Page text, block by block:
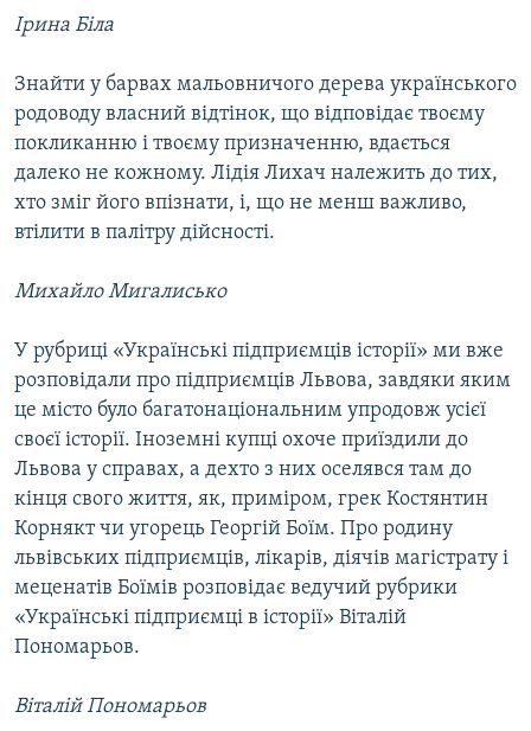
Ірина Біла
Знайти у барвах мальовничого дерева українського
родоводу власний відтінок, що відповідає твоєму
покликанню і твоєму призначенню, вдається
далеко не кожному. Лідія Лихач належить до тих,
хто зміг його впізнати, і, що не менш важливо,
втілити в палітру дійсності.
Михайло Мигалисько
У рубриці «Українські підприємців історії» ми вже
розповідали про підприємців Львова, завдяки яким
це місто було багатонаціональним упродовж усієї
своєї історії. Іноземні купці охоче приїздили до
Львова у справах, а дехто з них оселявся там до
кінця свого життя, як, приміром, грек Костянтин
Корнякт чи угорець Георгій Боїм. Про родину
львівських підприємців, лікарів, діячів магістрату і
меценатів Боїмів розповідає ведучий рубрики
«Українські підприємці в історії» Віталій
Пономарьов.
Віталій Пономарьов